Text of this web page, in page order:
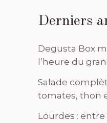
Derniers
Degusta Box
l’heure du
Salade
tomates, thon
Lourdes :